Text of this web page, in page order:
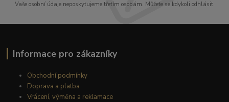
Vaše osobní údaje neposkytujeme třetím osobám. Můžete se kdykoli odhlásit.
Informace pro zákazníky
Obchodní podmínky
Doprava a platba
Vrácení, výměna a reklamace